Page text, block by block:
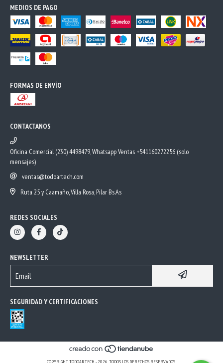
MEDIOS DE PAGO
FORMAS DE ENVÍO
CONTACTANOS
Oficina Comercial (230) 4498479, Whatsapp Ventas +541160272256 (solo
mensajes)
ventas@todoartech.com
Ruta 25 y Caamaño, Villa Rosa, Pilar Bs.As
REDES SOCIALES
NEWSLETTER
SEGURIDAD Y CERTIFICACIONES